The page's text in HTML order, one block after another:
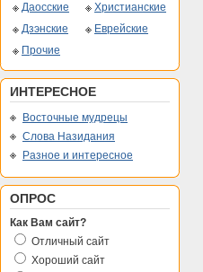
Даосские
Христианские
Дзэнские
Еврейские
Прочие
ИНТЕРЕСНОЕ
Восточные мудрецы
Слова Назидания
Разное и интересное
ОПРОС
Как Вам сайт?
Отличный сайт
Хороший сайт